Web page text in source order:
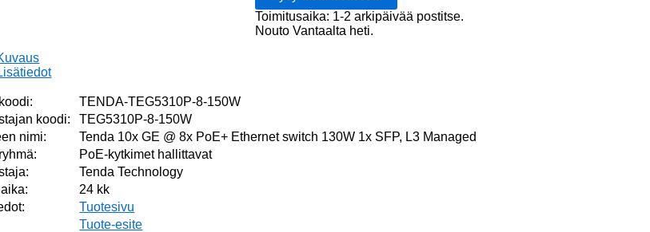
Ethernet
switch
130W
Toimitusaika: 1-2 arkipäivää postitse.
Nouto Vantaalta heti.
TENDA-TEG5310P-8-150W
koodi:
TEG5310P-8-150W
nimi:
Tenda 10x GE @ 8x PoE+ Ethernet switch 130W 1x SFP, L3 Managed
PoE-kytkimet hallittavat
Tenda Technology
24 kk
Tuotesivu
Tuote-esite